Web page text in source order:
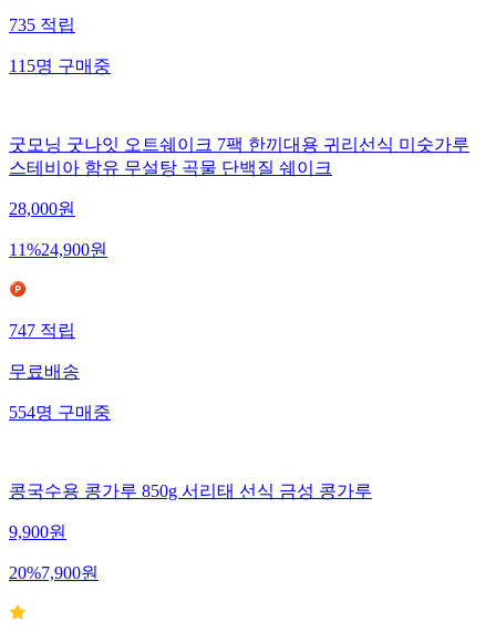
735 적립
115명 구매중
굿모닝 굿나잇 오트쉐이크 7팩 한끼대용 귀리선식 미숫가루
스테비아 함유 무설탕 곡물 단백질 쉐이크
28,000원
11%24,900원
747적립
무료배송
554명구매중
콩국수용 콩가루 850g 서리태 선식 금성 콩가루
9,900원
20%7,900원